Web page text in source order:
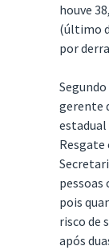
houve
(último
por
gerente
estadual
Resgate
pessoas
pois
risco de
após